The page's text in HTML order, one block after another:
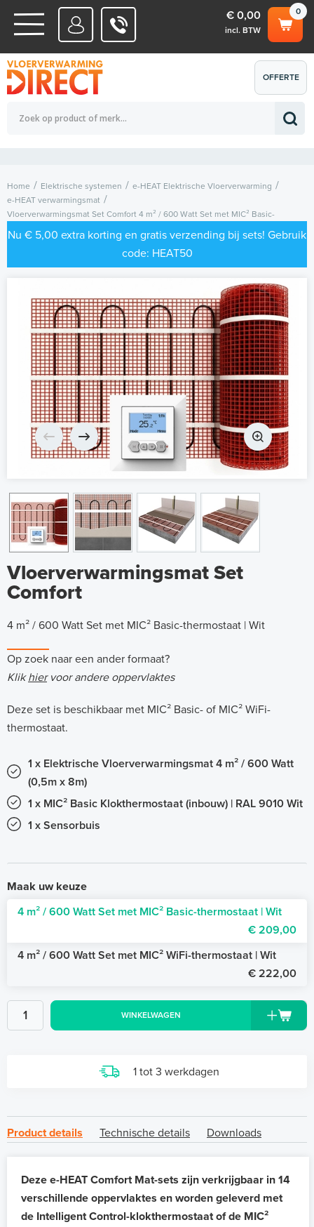
WATERSYSTEMEN
ELEKTRISCHE SYSTEMEN
0
€ 0,00
incl. BTW
Totaalbedrag (incl. BTW) € 0,00
OFFERTE
AANVRAGEN
Home Elektrische systemen
e-HEAT Elektrische Vloerverwarming
e-HEAT verwarmingsmat
Vloerverwarmingsmat Set Comfort 4 m² / 600 Watt Set met MIC² Basic-
Nu € 5,00 extra korting en gratis verzending bij sets! Gebruik
code: HEAT50
Vloerverwarmingsmat Set
Comfort
4 m² / 600 Watt Set met MIC² Basic-thermostaat | Wit
Op zoek naar een ander formaat?
Klikhiervoor andere oppervlaktes
Deze set is beschikbaar met MIC² Basic- of MIC² WiFi-
thermostaat.
1 x Elektrische Vloerverwarmingsmat 4 m² / 600 Watt
(0,5m x 8m)
1 x MIC² Basic Klokthermostaat (inbouw) | RAL 9010 Wit
1 x Sensorbuis
Maak uw keuze
4 m² / 600 Watt Set met MIC² Basic-thermostaat | Wit
€ 209,00
4 m² / 600 Watt Set met MIC² WiFi-thermostaat | Wit
€ 222,00
WINKELWAGEN
1 tot 3 werkdagen
Product details Technische details Downloads
Deze e-HEAT Comfort Mat-sets zijn verkrijgbaar in 14
verschillende oppervlaktes en worden geleverd met
de Intelligent Control-klokthermostaat of de MIC²